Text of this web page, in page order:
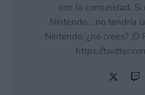
con la comunidad.
Nintendo… no tendría
Nintendo, ¿no crees? ;D
https://